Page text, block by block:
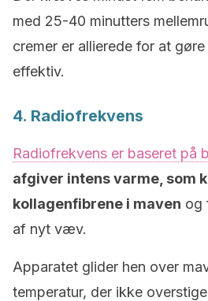
med 25-40 minutters
cremer er allierede for at
effektiv.
4. Radiofrekvens
Radiofrekvens er baseret på
afgiver intens varme, som
kollagenfibrene i maven og
af nyt væv.
Apparatet glider hen over
temperatur, der ikke